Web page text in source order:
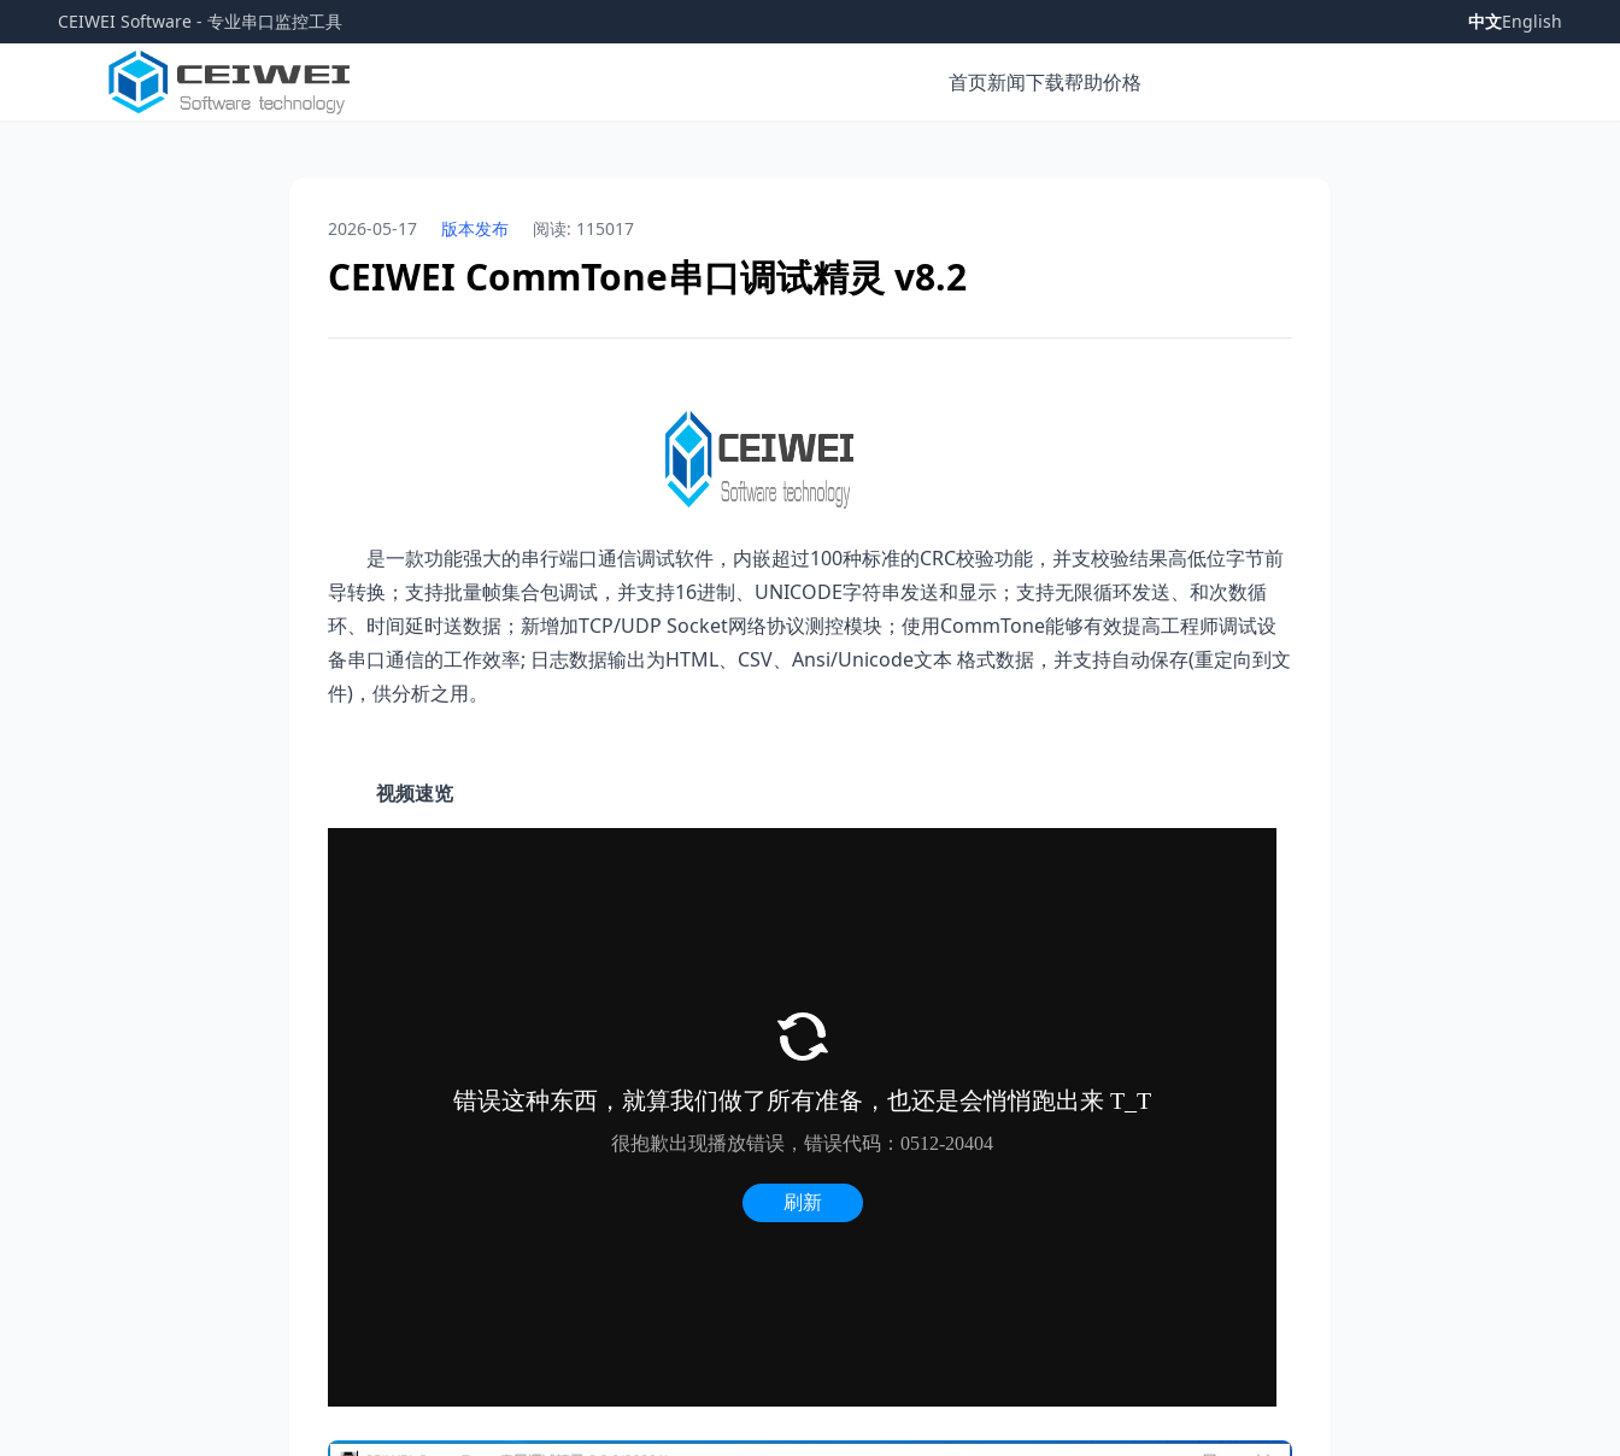
CEIWEI Software - 专业串口监控工具 中文English
首页新闻下载帮助价格
2026-05-17 版本发布 阅读: 115017
CEIWEI CommTone串口调试精灵 v8.2
是一款功能强大的串行端口通信调试软件，内嵌超过100种标准的CRC校验功能，并支校验结果高低位字节前
导转换；支持批量帧集合包调试，并支持16进制、UNICODE字符串发送和显示；支持无限循环发送、和次数循
环、时间延时送数据；新增加TCP/UDP Socket网络协议测控模块；使用CommTone能够有效提高工程师调试设
备串口通信的工作效率; 日志数据输出为HTML、CSV、Ansi/Unicode文本 格式数据，并支持自动保存(重定向到文
件)，供分析之用。
视频速览